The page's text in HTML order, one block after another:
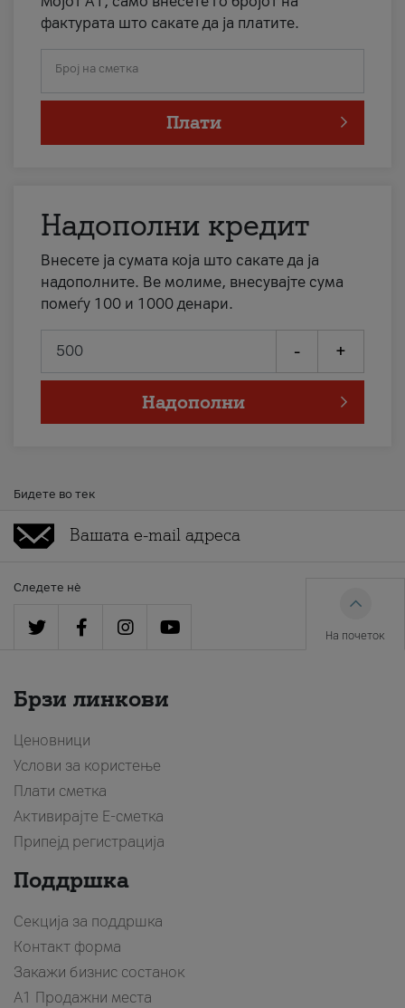
фактурата што сакате да ја платите.
Број на сметка
Плати
Надополни кредит
Внесете ја сумата која што сакате да ја
надополните. Ве молиме, внесувајте сума
помеѓу 100 и 1000 денари.
- +
Надополни
Бидете во тек
Следете нè
На почеток
Брзи линкови
Ценовници
Услови за користење
Плати сметка
Активирајте Е-сметка
Припејд регистрација
Поддршка
Секција за поддршка
Контакт форма
Закажи бизнис состанок
A1 Продажни места